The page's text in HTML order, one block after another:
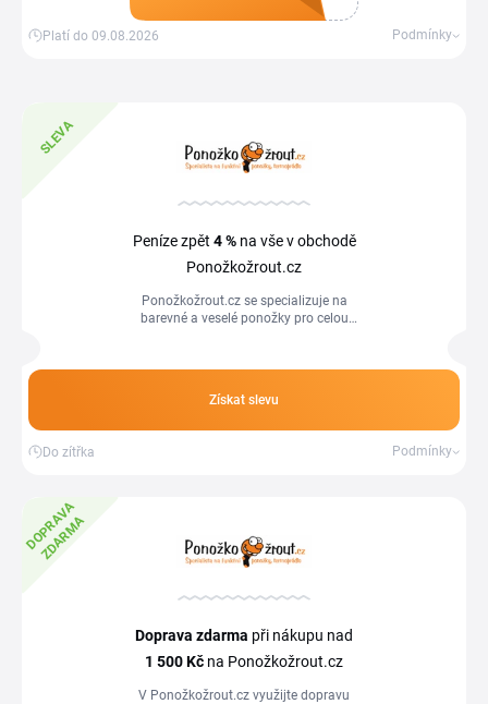
Platí do 09.08.2026 Podmínky
SLEVA
Peníze zpět 4 %na vše v obchodě
Ponožkožrout.cz
Ponožkožrout.cz se specializuje na
barevné a veselé ponožky pro celou
designové...
Získat slevu
Do zítřka Podmínky
D
O
P
R
A
V
A
Z
D
A
R
M
A
Doprava zdarma při nákupu nad
1 500 Kč na Ponožkožrout.cz
V Ponožkožrout.cz využijte dopravu